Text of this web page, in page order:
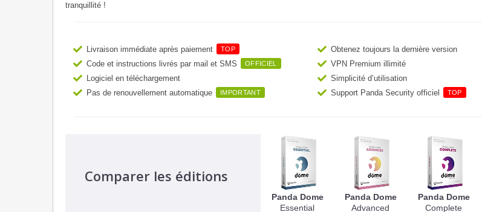
tranquillité !
Livraison immédiate après paiement TOP
Code et instructions livrés par mail et SMS OFFICIEL
Logiciel en téléchargement
Pas de renouvellement automatique
IMPORTANT
Obtenez toujours la dernière version
VPN Premium illimité
Simplicité d’utilisation
Support Panda Security officiel
TOP
Comparer les éditions
Panda Dome
Essential
Panda Dome
Advanced
Panda Dome
Complete